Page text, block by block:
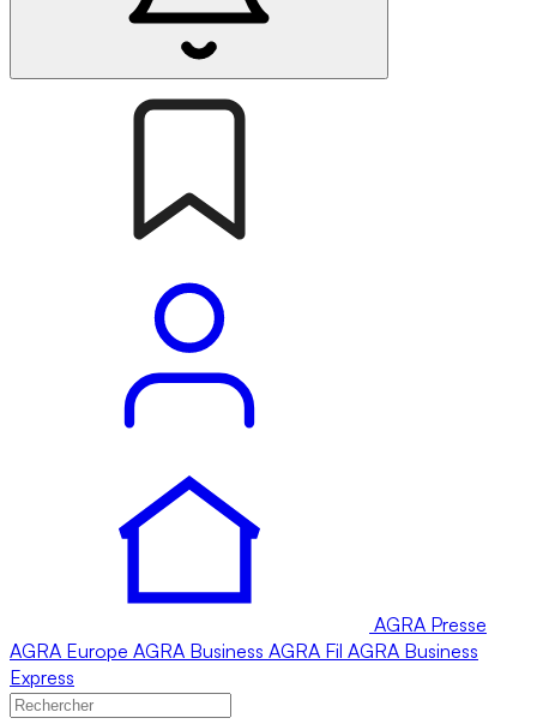
AGRA Presse
AGRA Europe AGRA Business AGRA Fil AGRA Business
Express